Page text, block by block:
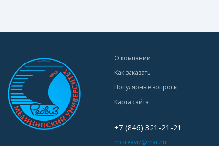
О компании
Как заказать
Популярные вопросы
Карта сайта
+7 (846) 321-21-21
mc-reaviz@mail.ru